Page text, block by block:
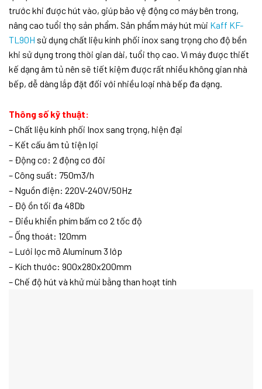
trước khi được hút vào, giúp bảo vệ động cơ máy bên trong,
nâng cao tuổi thọ sản phẩm. Sản phẩm máy hút mùi Kaff KF-
TL90H sử dụng chất liệu kính phối inox sang trọng cho độ bền
khi sử dụng trong thời gian dài, tuổi thọ cao. Vì máy được thiết
kế dạng âm tủ nên sẽ tiết kiệm được rất nhiều không gian nhà
bếp, dễ dàng lắp đặt đối với nhiều loại nhà bếp đa dạng.
Thông số kỹ thuật:
– Chất liệu kính phối Inox sang trọng, hiện đại
– Kết cấu âm tủ tiện lợi
– Động cơ: 2 động cơ đôi
– Công suất: 750m3/h
– Nguồn điện: 220V-240V/50Hz
– Độ ồn tối đa 48Db
– Điều khiển phím bấm cơ 2 tốc độ
– Ống thoát: 120mm
– Lưới lọc mỡ Aluminum 3 lớp
– Kích thước: 900x280x200mm
– Chế độ hút và khử mùi bằng than hoạt tính